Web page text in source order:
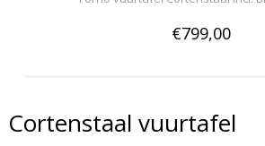
€799,00
Cortenstaal vuurtafel